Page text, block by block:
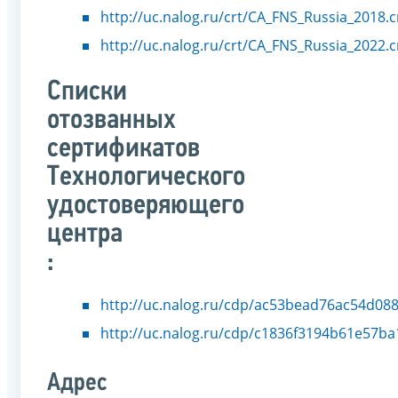
http://uc.nalog.ru/crt/
http://uc.nalog.ru/crt/
Списки
отозванных
сертификатов
Технологического
удостоверяющего
центра
:
http://uc.nalog.ru/cdp/
http://uc.nalog.ru/cdp/
Адрес